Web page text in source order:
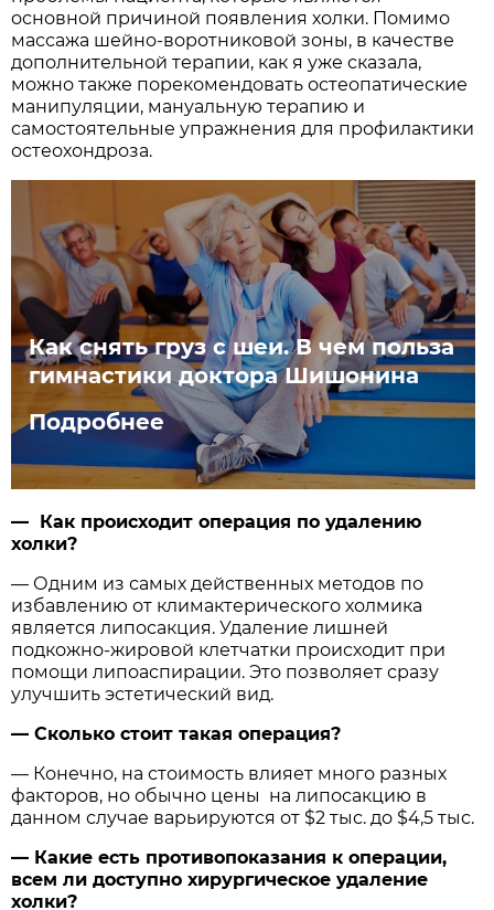
основной причиной появления холки. Помимо
массажа шейно-воротниковой зоны, в качестве
дополнительной терапии, как я уже сказала,
можно также порекомендовать остеопатические
манипуляции, мануальную терапию и
самостоятельные упражнения для профилактики
остеохондроза.
Как снять груз с шеи. В чем польза
гимнастики доктора Шишонина
Подробнее
— Как происходит операция по удалению
холки?
— Одним из самых действенных методов по
избавлению от климактерического холмика
является липосакция. Удаление лишней
подкожно-жировой клетчатки происходит при
помощи липоаспирации. Это позволяет сразу
улучшить эстетический вид.
— Сколько стоит такая операция?
— Конечно, на стоимость влияет много разных
факторов, но обычно цены на липосакцию в
данном случае варьируются от $2 тыс. до $4,5 тыс.
— Какие есть противопоказания к операции,
всем ли доступно хирургическое удаление
холки?